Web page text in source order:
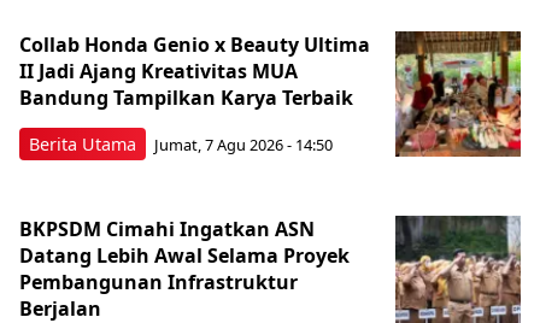
Berita Utama
Collab Honda Genio x Beauty Ultima
II Jadi Ajang Kreativitas MUA
Bandung Tampilkan Karya Terbaik
Jumat, 7 Agu 2026 - 14:50
BKPSDM Cimahi Ingatkan ASN
Datang Lebih Awal Selama Proyek
Pembangunan Infrastruktur
Berjalan